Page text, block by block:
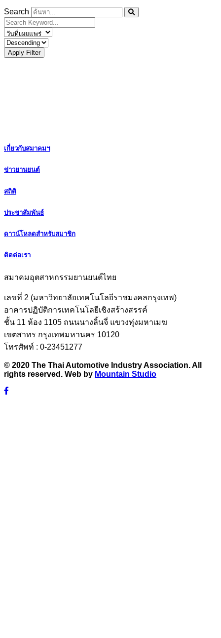
Search
Apply Filter
เกี่ยวกับสมาคมฯ
ข่าวยานยนต์
สถิติ
ประชาสัมพันธ์
ดาวน์โหลดสำหรับสมาชิก
ติดต่อเรา
สมาคมอุตสาหกรรมยานยนต์ไทย
เลขที่ 2 (มหาวิทยาลัยเทคโนโลยีราชมงคลกรุงเทพ)
อาคารปฏิบัติการเทคโนโลยีเชิงสร้างสรรค์
ชั้น 11 ห้อง 1105 ถนนนางลิ้นจี่ แขวงทุ่งมหาเมฆ
เขตสาทร กรุงเทพมหานคร 10120
โทรศัพท์ : 0-23451277
© 2020 The Thai Automotive Industry Association. All
rights reserved. Web by Mountain Studio